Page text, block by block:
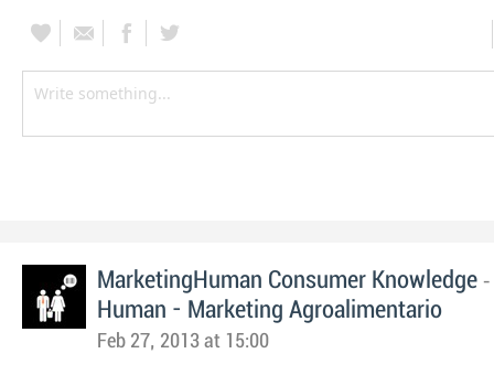
MarketingHuman Consumer Knowledge -
Human - Marketing Agroalimentario
Feb 27, 2013 at 15:00